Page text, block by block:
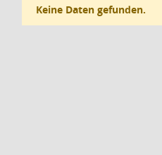
Keine Daten gefunden.